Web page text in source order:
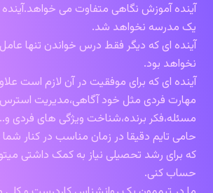
آینده آموزش نگاهی متفاوت می
یک مدرسه نخواهد شد.
آینده ای که دیگر فقط درس خواندن تنها
نخواهد بود.
آینده ای که برای موفقیت در آن لازم است
مهارت فردی مثل خود آگاهی،مدیریت
مسئله،فکر برنده،شناخت ویژگی های فردی
حامی تایم دقیقا در زمان مناسب در کنار
که برای رشد تحصیلی نیاز به کمک داشتی
حساب کنی.